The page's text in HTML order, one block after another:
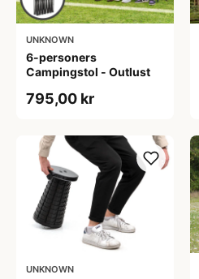
UNKNOWN
6-personers
Campingstol - Outlust
795,00 kr
UNKNOWN